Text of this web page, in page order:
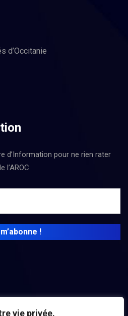
vie privée.
d’Occitanie
d’Information pour ne rien rater
l’AROC